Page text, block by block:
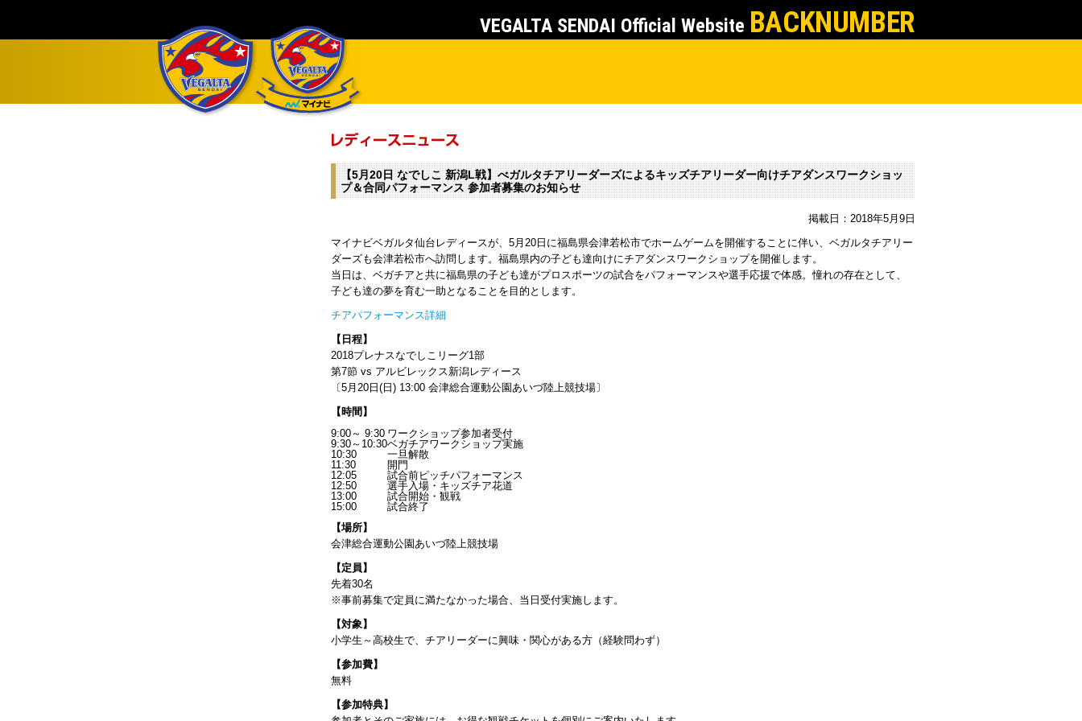
VEGALTA SENDAI Official Website BACKNUMBER
【5月20日 なでしこ 新潟L戦】べガルタチアリーダーズによるキッズチアリーダー向けチアダンスワークショッ
プ＆合同パフォーマンス 参加者募集のお知らせ
掲載日：2018年5月9日
マイナビベガルタ仙台レディースが、5月20日に福島県会津若松市でホームゲームを開催することに伴い、ベガルタチアリー
ダーズも会津若松市へ訪問します。福島県内の子ども達向けにチアダンスワークショップを開催します。
当日は、ベガチアと共に福島県の子ども達がプロスポーツの試合をパフォーマンスや選手応援で体感。憧れの存在として、
子ども達の夢を育む一助となることを目的とします。
チアパフォーマンス詳細
【日程】
2018プレナスなでしこリーグ1部
第7節 vs アルビレックス新潟レディース
〔5月20日(日) 13:00 会津総合運動公園あいづ陸上競技場〕
【時間】
9:00～ 9:30 ワークショップ参加者受付
9:30～10:30ベガチアワークショップ実施
10:30
一旦解散
11:30
開門
12:05
試合前ピッチパフォーマンス
12:50
選手入場・キッズチア花道
13:00
試合開始・観戦
15:00
試合終了
【場所】
会津総合運動公園あいづ陸上競技場
【定員】
先着30名
※事前募集で定員に満たなかった場合、当日受付実施します。
【対象】
小学生～高校生で、チアリーダーに興味・関心がある方（経験問わず）
【参加費】
無料
【参加特典】